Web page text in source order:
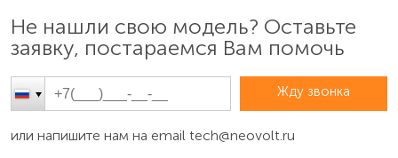
Не нашли свою модель? Оставьте
заявку, постараемся Вам помочь
Жду звонка
или напишите нам на email tech@neovolt.ru